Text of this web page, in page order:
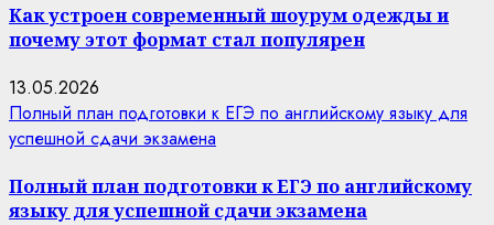
Как устроен современный шоурум одежды и
почему этот формат стал популярен
13.05.2026
Полный план подготовки к ЕГЭ по английскому языку для
успешной сдачи экзамена
Полный план подготовки к ЕГЭ по английскому
языку для успешной сдачи экзамена